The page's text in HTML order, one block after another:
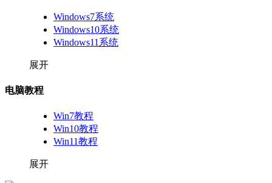
Windows7系统
Windows10系统
Windows11系统
展开
电脑教程
Win7教程
Win10教程
Win11教程
展开